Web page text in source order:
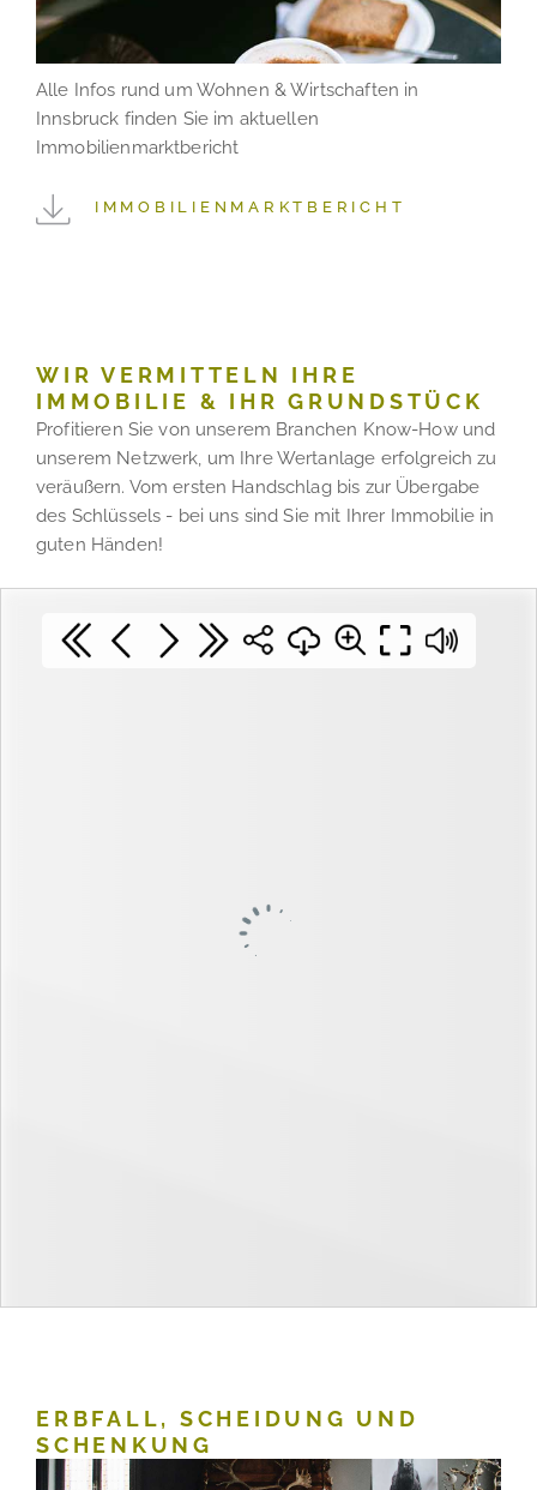
Alle Infos rund um Wohnen & Wirtschaften in
Innsbruck finden Sie im aktuellen
Immobilienmarktbericht
IMMOBILIENMARKTBERICHT
WIR VERMITTELN IHRE
IMMOBILIE & IHR GRUNDSTÜCK
Profitieren Sie von unserem Branchen Know-How und
unserem Netzwerk, um Ihre Wertanlage erfolgreich zu
veräußern. Vom ersten Handschlag bis zur Übergabe
des Schlüssels - bei uns sind Sie mit Ihrer Immobilie in
guten Händen!
ERBFALL, SCHEIDUNG UND
SCHENKUNG